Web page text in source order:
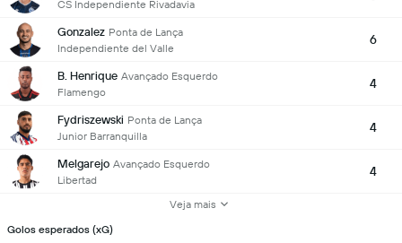
CS Independiente Rivadavia
Gonzalez Ponta de Lança
Independiente del Valle
6
B. Henrique Avançado Esquerdo
Flamengo
4
Fydriszewski Ponta de Lança
Junior Barranquilla
4
Melgarejo Avançado Esquerdo
Libertad
4
Veja mais
Golos esperados (xG)